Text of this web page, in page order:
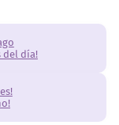
del día!